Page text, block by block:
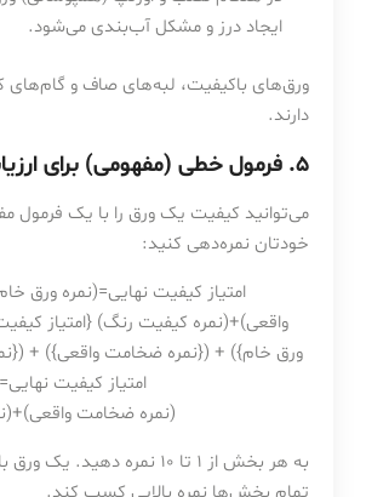
ایجاد درز و مشکل آب‌بندی می‌شود.
ورق‌های باکیفیت، لبه‌های صاف و گام‌های
دارند.
5. فرمول خطی (مفهومی) برای ارزیابی کیفیت
می‌توانید کیفیت یک ورق را با یک فرمول
خودتان نمره‌دهی کنید:
امتیاز کیفیت نهایی=(نمره ورق
واقعی)+(نمره کیفیت رنگ) {امتیاز
ورق خام}) + ({نمره ضخامت واقعی}) +
امتیاز کیفیت نهایی=
(نمره ضخامت واقعی)
+
(
به هر بخش از 1 تا 10 نمره دهید.